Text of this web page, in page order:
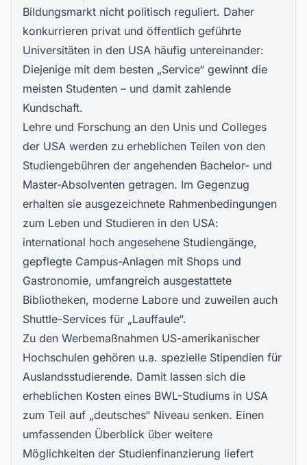
Bildungsmarkt nicht politisch reguliert. Daher
konkurrieren privat und öffentlich geführte
Universitäten in den USA häufig untereinander:
Diejenige mit dem besten „Service“ gewinnt die
meisten Studenten – und damit zahlende
Kundschaft.
Lehre und Forschung an den Unis und Colleges
der USA werden zu erheblichen Teilen von den
Studiengebühren der angehenden Bachelor- und
Master-Absolventen getragen. Im Gegenzug
erhalten sie ausgezeichnete Rahmenbedingungen
zum Leben und Studieren in den USA:
international hoch angesehene Studiengänge,
gepflegte Campus-Anlagen mit Shops und
Gastronomie, umfangreich ausgestattete
Bibliotheken, moderne Labore und zuweilen auch
Shuttle-Services für „Lauffaule“.
Zu den Werbemaßnahmen US-amerikanischer
Hochschulen gehören u.a. spezielle Stipendien für
Auslandsstudierende. Damit lassen sich die
erheblichen Kosten eines BWL-Studiums in USA
zum Teil auf „deutsches“ Niveau senken. Einen
umfassenden Überblick über weitere
Möglichkeiten der Studienfinanzierung liefert